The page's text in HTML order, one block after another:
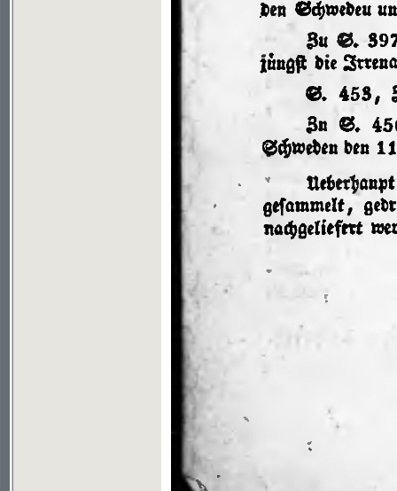
Soubor ke stažení ve formátu djvu